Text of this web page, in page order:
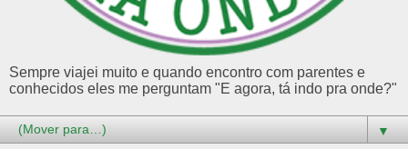
Sempre viajei muito e quando encontro com parentes e
conhecidos eles me perguntam "E agora, tá indo pra onde?"
▼